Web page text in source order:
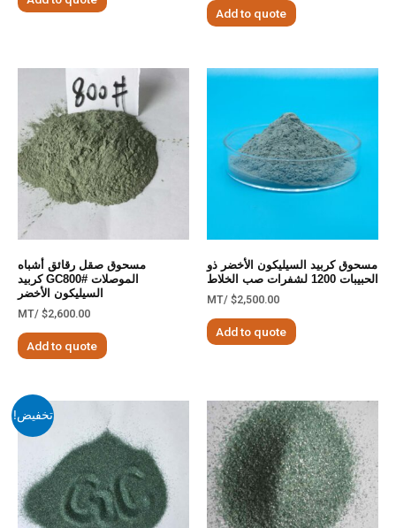
Add to quote
مسحوق كربيد السيليكون الأخضر ذو
الحبيبات 1200 لشفرات صب الخلاط
$2,500.00
/MT
Add to quote
مسحوق صقل رقائق أشباه
الموصلات GC800# كربيد
السيليكون الأخضر
$2,600.00
/MT
Add to quote
تخفيض!